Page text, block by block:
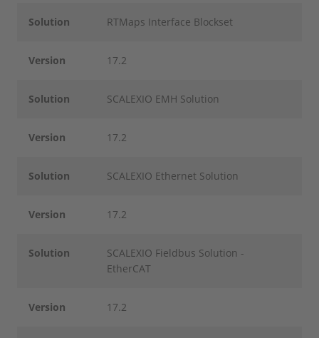
Solution RTMaps Interface Blockset
Version 17.2
Solution SCALEXIO EMH Solution
Version 17.2
Solution SCALEXIO Ethernet Solution
Version 17.2
Solution
SCALEXIO Fieldbus Solution -
EtherCAT
Version 17.2